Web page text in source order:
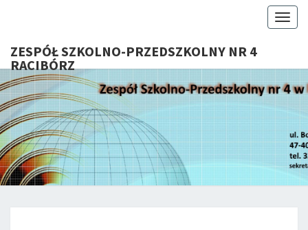
ZESPÓŁ SZKOLNO-PRZEDSZKOLNY NR 4
RACIBÓRZ
Serdecznie
Witamy Na
Stronie
Internetowej
ZSP Nr 4 W
Raciborzu